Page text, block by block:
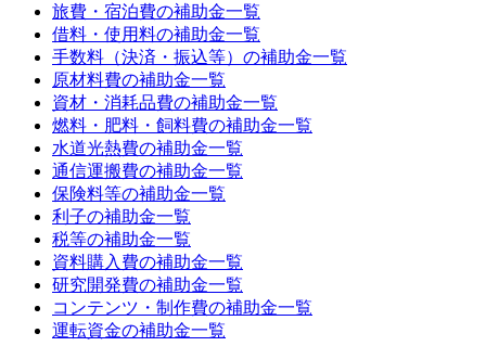
旅費・宿泊費の補助金一覧
借料・使用料の補助金一覧
手数料（決済・振込等） の補助金一覧
原材料費の補助金一覧
資材・消耗品費の補助金一覧
燃料・肥料・飼料費の補助金一覧
水道光熱費の補助金一覧
通信運搬費の補助金一覧
保険料等の補助金一覧
利子の補助金一覧
税等の補助金一覧
資料購入費の補助金一覧
研究開発費の補助金一覧
コンテンツ・制作費の補助金一覧
運転資金の補助金一覧